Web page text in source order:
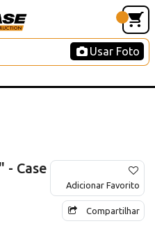
Usar Foto
- Case
Adicionar Favorito
Compartilhar